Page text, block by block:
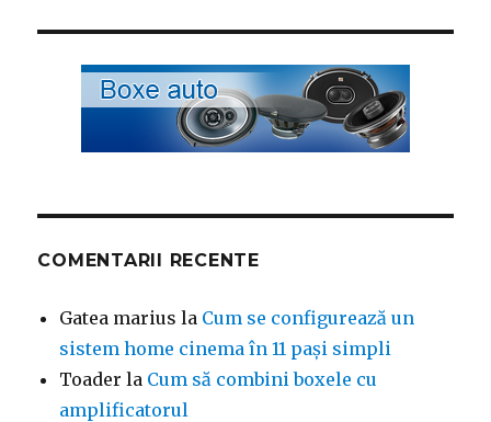
COMENTARII RECENTE
Gatea marius la Cum se configurează un
sistem home cinema în 11 pași simpli
Toader la Cum să combini boxele cu
amplificatorul